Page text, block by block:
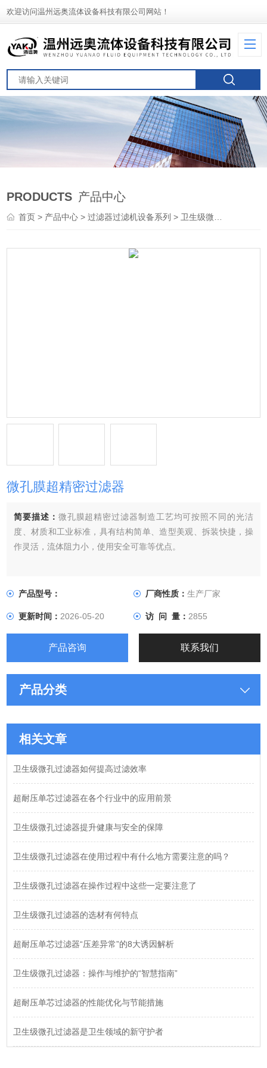
欢迎访问温州远奥流体设备科技有限公司网站！
PRODUCTS 产品中心
首页> 产品中心 >过滤器过滤机设备系列 >卫生级微孔过滤器
微孔膜超精密过滤器
简要描述： 微孔膜超精密过滤器制造工艺均可按照不同的光洁
度、材质和工业标准，具有结构简单、造型美观、拆装快捷，操
作灵活，流体阻力小，使用安全可靠等优点。
产品型号： 厂商性质： 生产厂家
更新时间：2026-05-20 访 问 量： 2855
产品咨询 联系我们
产品分类
相关文章
卫生级微孔过滤器如何提高过滤效率
超耐压单芯过滤器在各个行业中的应用前景
卫生级微孔过滤器提升健康与安全的保障
卫生级微孔过滤器在使用过程中有什么地方需要注意的吗？
卫生级微孔过滤器在操作过程中这些一定要注意了
卫生级微孔过滤器的选材有何特点
超耐压单芯过滤器“压差异常”的8大诱因解析
卫生级微孔过滤器：操作与维护的“智慧指南”
超耐压单芯过滤器的性能优化与节能措施
卫生级微孔过滤器是卫生领域的新守护者